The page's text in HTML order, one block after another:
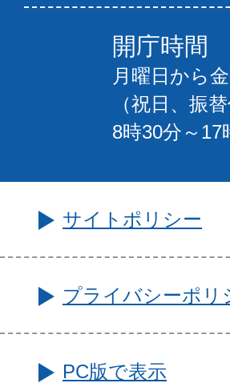
開庁時間
月曜日から
（祝日、振
8時30分～17
サイトポリシー
プライバシーポリ
PC版で表示